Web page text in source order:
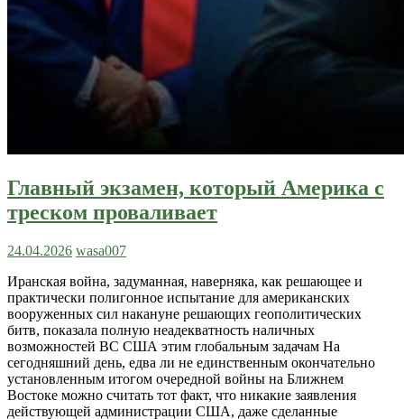
Главный экзамен, который Америка с
треском проваливает
24.04.2026 wasa007
Иранская война, задуманная, наверняка, как решающее и
практически полигонное испытание для американских
вооруженных сил накануне решающих геополитических
битв, показала полную неадекватность наличных
возможностей ВС США этим глобальным задачам На
сегодняшний день, едва ли не единственным окончательно
установленным итогом очередной войны на Ближнем
Востоке можно считать тот факт, что никакие заявления
действующей администрации США, даже сделанные